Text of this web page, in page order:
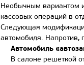
Необычным вариантом
кассовых операций в
Следующая
автомобиля. Напротив,
Автомобиль
В салоне решеткой